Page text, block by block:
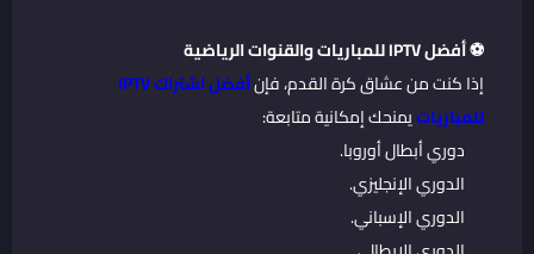
⚽ أفضل IPTV للمباريات والقنوات الرياضية
إذا كنت من عشاق كرة القدم، فإن
أفضل اشتراك IPTV
للمبارياتيمنحك إمكانية متابعة:
دوري أبطال أوروبا.
الدوري الإنجليزي.
الدوري الإسباني.